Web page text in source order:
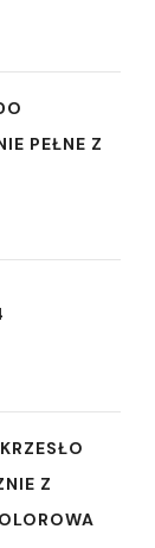
PEŁNE Z
Z